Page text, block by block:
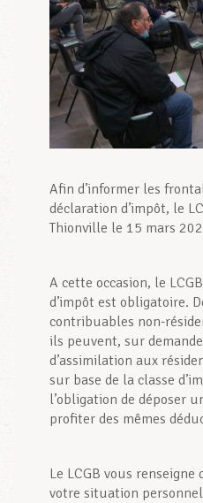
Afin d’informer les
déclaration d’impôt, le
Thionville le 15 mars
A cette occasion, le
d’impôt est obligatoire.
contribuables non-
ils peuvent, sur
d’assimilation aux
sur base de la classe
l’obligation de déposer
profiter des mêmes
Le LCGB vous
votre situation